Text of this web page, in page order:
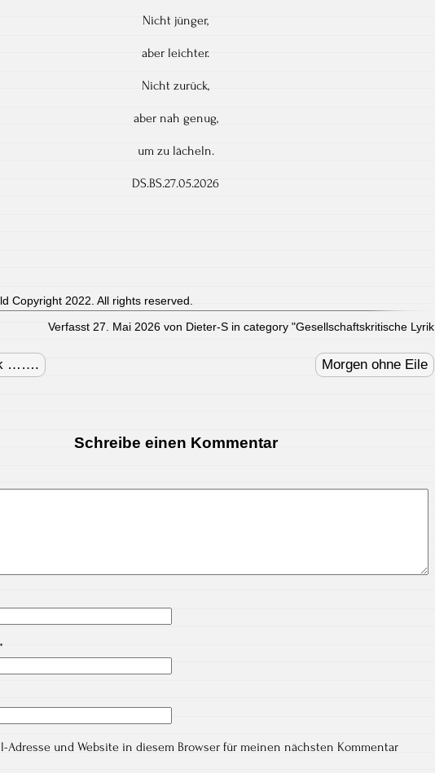
Nicht jünger,
aber leichter.
Nicht zurück,
aber nah genug,
um zu lächeln.
DS.BS.27.05.2026
Copyright 2022. All rights reserved.
Verfasst 27. Mai 2026 von Dieter-S in category "Gesellschaftskritische Lyrik
……. Morgen ohne Eile
Schreibe einen Kommentar
*
Adresse und Website in diesem Browser für meinen nächsten Kommentar